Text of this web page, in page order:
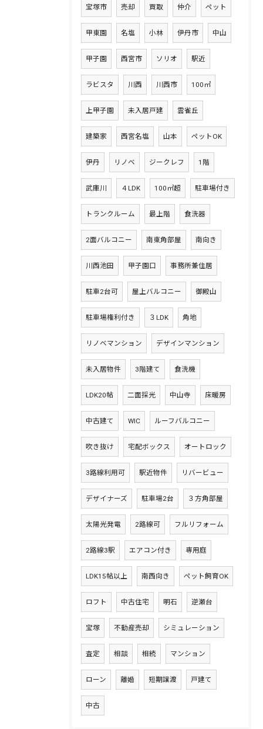
宝塚市 売却 買取 仲介 ペット
甲東園 名塩 小林 伊丹市 中山
甲子園 西宮市 ソリオ 駅近
ラビスタ 川西 川西市 100㎡
上甲子園 未入居戸建 雲雀丘
建築家 西宮名塩 山本 ペットOK
伊丹 リノベ ジークレフ 1階
武庫川 ４LDK 100㎡超 駐車場付き
トランクルーム 最上階 食洗器
2面バルコニー 南東角部屋 南向き
川西池田 甲子園口 事務所兼住居
駐車2台可 屋上バルコニー 御殿山
駐車場権利付き ３LDK 角地
リノベマンション デザインマンション
未入居物件 3階建て 食洗機
LDK20帖 二面採光 中山寺 床暖房
中古建て WIC ルーフバルコニー
吹き抜け 宅配ボックス オートロック
3路線利用可 駅近物件 リバービュー
デザイナーズ 駐車場2台 ３方角部屋
太陽光発電 2路線可 フルリフォーム
2路線3駅 エアコン付き 専用庭
LDK15帖以上 南西向き ペット飼育OK
ロフト 中古住宅 明石 逆瀬台
宝塚 不動産売却 シミュレーション
査定 相談 相続 マンション
ローン 離婚 短期譲渡 戸建て
中古